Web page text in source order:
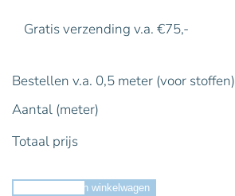
Gratis verzending v.a. €75,-
Bestellen v.a. 0,5 meter (voor stoffen)
Aantal (meter)
Totaal prijs
Toevoegen aan winkelwagen